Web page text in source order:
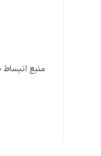
منبع انبساط 80 لیتری لئو مدل FTT